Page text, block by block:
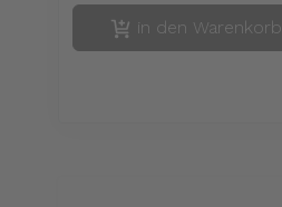
in den Warenkorb